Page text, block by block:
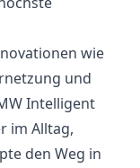
wie
und
Intelligent
im Alltag,
den Weg in